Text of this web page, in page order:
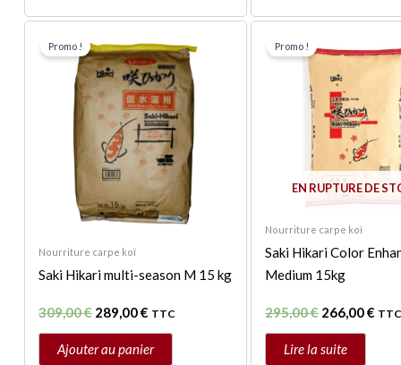
Promo !
Nourriture carpe koï
Saki Hikari multi-season M 15 kg
309,00€
prix
initial
était :
309,00 €.
289,00€
prix
actuel
est :
289,00 €.
TTC
Ajouter au panier
EN RUPTURE DE
Promo !
Nourriture carpe koï
Saki Hikari Color
Medium 15kg
295,00€
prix
initial
était :
295,00 €.
266,00€
prix
Lire la suite